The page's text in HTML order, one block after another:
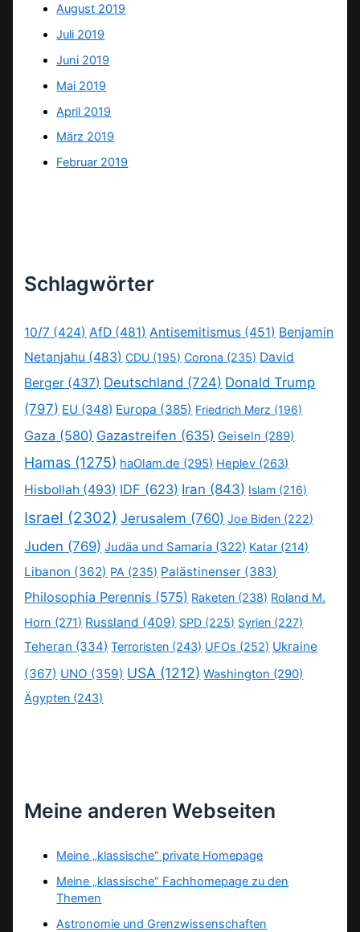
August 2019
Juli 2019
Juni 2019
Mai 2019
April 2019
März 2019
Februar 2019
Schlagwörter
10/7 (424) AfD (481) Antisemitismus (451) Benjamin
Netanjahu (483) CDU (195) Corona (235) David
Berger (437) Deutschland (724) Donald Trump
(797) EU (348) Europa (385) Friedrich Merz (196)
Gaza (580) Gazastreifen (635) Geiseln (289)
Hamas (1275) haOlam.de (295) Heplev (263)
Hisbollah (493) IDF (623) Iran (843) Islam (216)
Israel (2302) Jerusalem (760) Joe Biden (222)
Juden (769) Judäa und Samaria (322) Katar (214)
Libanon (362) PA (235) Palästinenser (383)
Philosophia Perennis (575) Raketen (238) Roland M.
Horn (271) Russland (409) SPD (225) Syrien (227)
Teheran (334) Terroristen (243) UFOs (252) Ukraine
(367) UNO (359) USA (1212) Washington (290)
Ägypten (243)
Meine anderen Webseiten
Meine „klassische“ private Homepage
Meine „klassische“ Fachhomepage zu den
Themen
Astronomie und Grenzwissenschaften